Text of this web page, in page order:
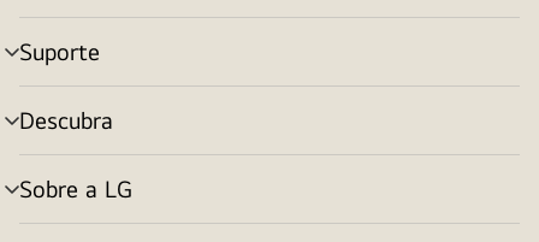
menu
Suporte
alternar
menu
Descubra
alternar
menu
Sobre a LG
alternar
menu